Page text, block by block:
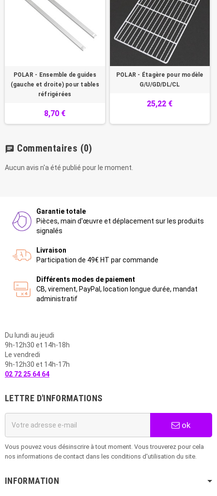
POLAR - Ensemble de guides
(gauche et droite) pour tables
réfrigérées
8,70 €
POLAR - Étagère pour modèle
G/U/GD/DL/CL
25,22 €
chat Commentaires (0)
Aucun avis n'a été publié pour le moment.
Garantie totale
Pièces, main d'œuvre et déplacement sur les produits
signalés
Livraison
Participation de 49€ HT par commande
Différents modes de paiement
CB, virement, PayPal, location longue durée, mandat
administratif
Du lundi au jeudi
9h-12h30 et 14h-18h
Le vendredi
9h-12h30 et 14h-17h
02 72 25 64 64
LETTRE D'INFORMATIONS
ok
Vous pouvez vous désinscrire à tout moment. Vous trouverez pour cela
nos informations de contact dans les conditions d'utilisation du site.
INFORMATION